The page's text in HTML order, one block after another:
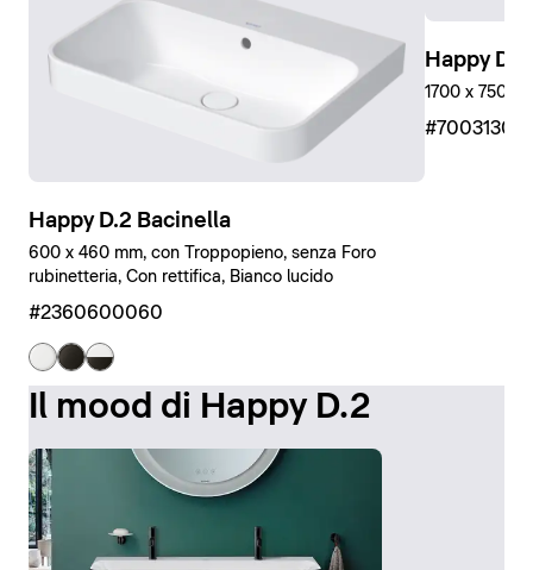
Happy D.2 Bacinella
600 x 460 mm, con Troppopieno, senza Foro
rubinetteria, Con rettifica, Bianco lucido
#2360600060
Happy
1700 x 750
Il mood di Happy D.2